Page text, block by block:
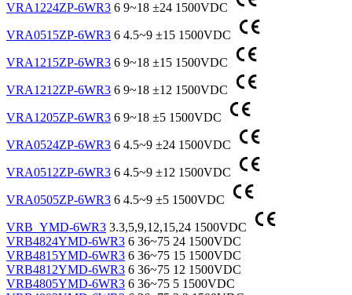
VRA1224ZP-6WR3 6 9~18 ±24 1500VDC
VRA0515ZP-6WR3 6 4.5~9 ±15 1500VDC
VRA1215ZP-6WR3 6 9~18 ±15 1500VDC
VRA1212ZP-6WR3 6 9~18 ±12 1500VDC
VRA1205ZP-6WR3 6 9~18 ±5 1500VDC
VRA0524ZP-6WR3 6 4.5~9 ±24 1500VDC
VRA0512ZP-6WR3 6 4.5~9 ±12 1500VDC
VRA0505ZP-6WR3 6 4.5~9 ±5 1500VDC
VRB_YMD-6WR3 3.3,5,9,12,15,24 1500VDC
VRB4824YMD-6WR3 6 36~75 24 1500VDC
VRB4815YMD-6WR3 6 36~75 15 1500VDC
VRB4812YMD-6WR3 6 36~75 12 1500VDC
VRB4805YMD-6WR3 6 36~75 5 1500VDC